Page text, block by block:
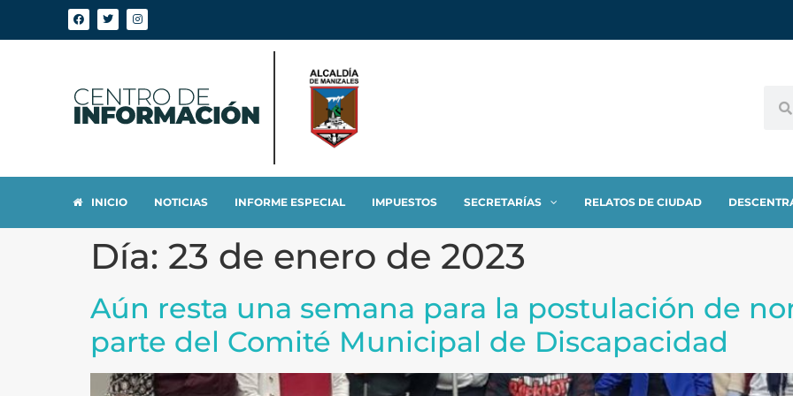
INICIO NOTICIAS INFORME ESPECIAL IMPUESTOS SECRETARÍAS RELATOS DE CIUDAD
Día: 23 de enero de 2023
Aún resta una semana para la postulación de
parte del Comité Municipal de Discapacidad